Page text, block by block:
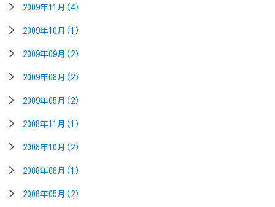
2009年11月(4)
2009年10月(1)
2009年09月(2)
2009年08月(2)
2009年05月(2)
2008年11月(1)
2008年10月(2)
2008年08月(1)
2008年05月(2)